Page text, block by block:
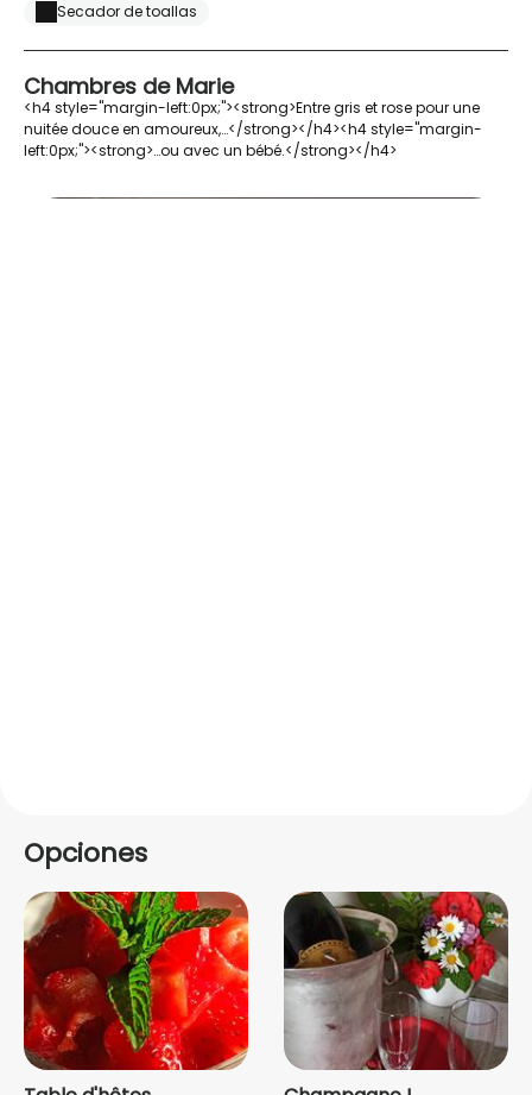
Secador de toallas
Chambres de Marie
<h4 style="margin-left:0px;"><strong>Entre gris et rose pour une
nuitée douce en amoureux,…</strong></h4><h4 style="margin-
left:0px;"><strong>…ou avec un bébé.</strong></h4>
Opciones